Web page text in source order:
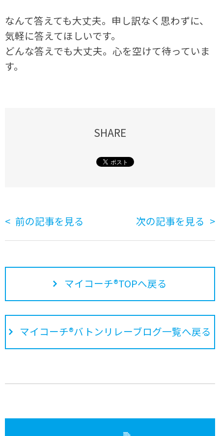
なんて答えても大丈夫。申し訳なく思わずに、
気軽に答えてほしいです。
どんな答えでも大丈夫。心を空けて待っていま
す。
SHARE
前の記事を見る 次の記事を見る
マイコーチ®TOPへ戻る
マイコーチ®バトンリレーブログ一覧へ戻る